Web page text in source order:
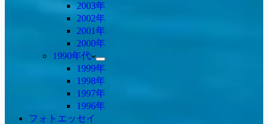
2003年
2002年
2001年
2000年
1990年代
1999年
1998年
1997年
1996年
フォトエッセイ